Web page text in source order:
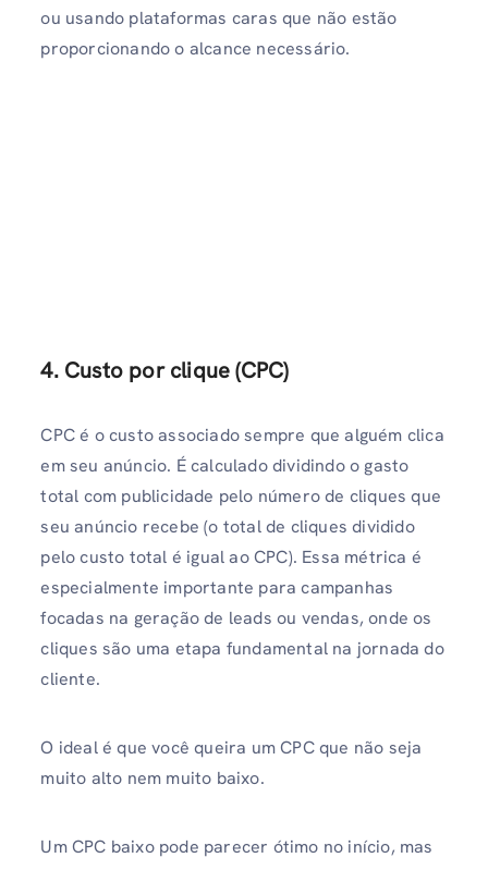
ou usando plataformas caras que não estão
proporcionando o alcance necessário.
4. Custo por clique (CPC)
CPC é o custo associado sempre que alguém clica
em seu anúncio. É calculado dividindo o gasto
total com publicidade pelo número de cliques que
seu anúncio recebe (o total de cliques dividido
pelo custo total é igual ao CPC). Essa métrica é
especialmente importante para campanhas
focadas na geração de leads ou vendas, onde os
cliques são uma etapa fundamental na jornada do
cliente.
O ideal é que você queira um CPC que não seja
muito alto nem muito baixo.
Um CPC baixo pode parecer ótimo no início, mas